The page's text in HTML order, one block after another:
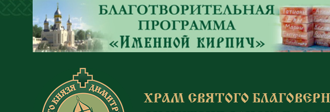
Перейти к основному содержанию